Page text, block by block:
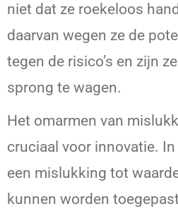
niet dat ze roekeloos
daarvan wegen ze de
tegen de risico’s en zijn
sprong te wagen.
Het omarmen van
cruciaal voor innovatie.
een mislukking tot
kunnen worden